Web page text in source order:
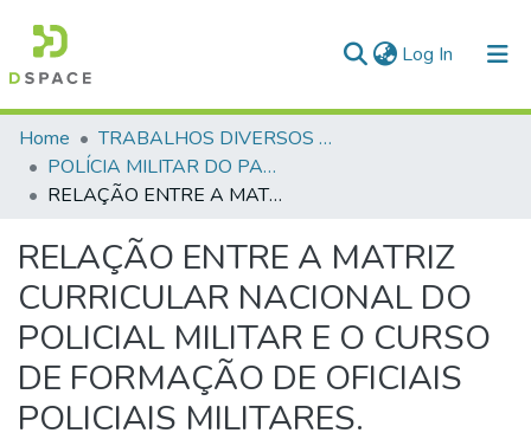
Log In (current)
Communities & Collections
All of DSpace
Home
TRABALHOS DIVERSOS RELACIONADOS A SEGURANÇA PÚBLICA DE OUTROS ESTADOS
POLÍCIA MILITAR DO PARANÁ
RELAÇÃO ENTRE A MATRIZ CURRICULAR NACIONAL DO POLICIAL MILITAR E O CURSO DE FORMAÇÃO DE OFICIAIS POLICIAIS MILITARES.
RELAÇÃO ENTRE A MATRIZ
CURRICULAR NACIONAL DO
POLICIAL MILITAR E O CURSO
DE FORMAÇÃO DE OFICIAIS
POLICIAIS MILITARES.